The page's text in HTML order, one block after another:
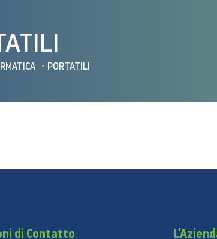
PORTATILI
di Contatto